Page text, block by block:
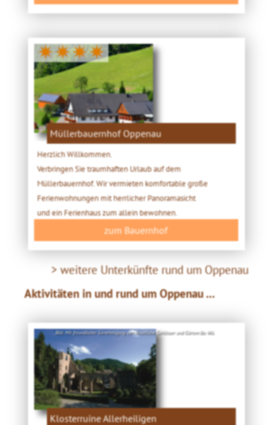
✷✷✷✷
Müllerbauernhof Oppenau
Herzlich Willkommen.
Verbringen Sie traumhaften Urlaub auf dem
Müllerbauernhof. Wir vermieten komfortable große
Ferienwohnungen mit herrlicher Panoramasicht
und ein Ferienhaus zum allein bewohnen.
zum Bauernhof
> weitere Unterkünfte rund um Oppenau
Aktivitäten in und rund um Oppenau ...
Bild: Mit freundlicher Genehmigung von Staatliche Schlösser und Gärten Ba.-Wü.
Klosterruine Allerheiligen